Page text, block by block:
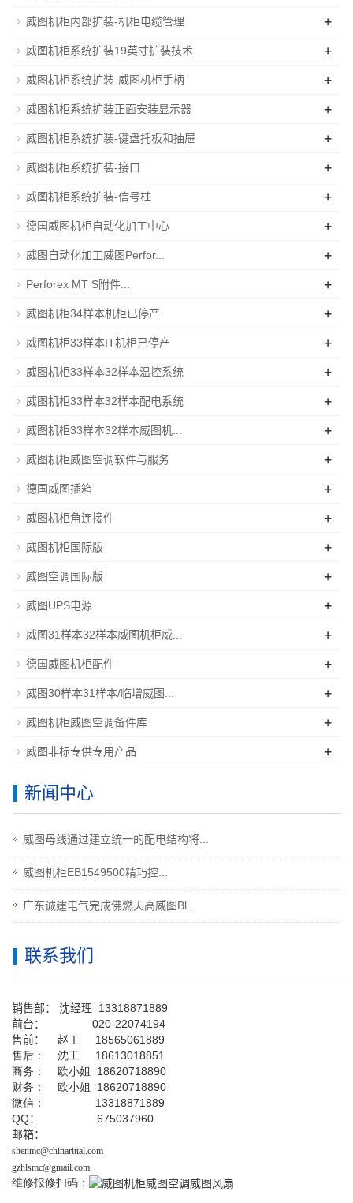
威图机柜内部扩装-机柜电缆管理 +
威图机柜系统扩装19英寸扩装技术 +
威图机柜系统扩装-威图机柜手柄 +
威图机柜系统扩装正面安装显示器 +
威图机柜系统扩装-键盘托板和抽屉 +
威图机柜系统扩装-接口 +
威图机柜系统扩装-信号柱 +
德国威图机柜自动化加工中心 +
威图自动化加工威图Perfor... +
Perforex MT S附件... +
威图机柜34样本机柜已停产 +
威图机柜33样本IT机柜已停产 +
威图机柜33样本32样本温控系统 +
威图机柜33样本32样本配电系统 +
威图机柜33样本32样本威图机... +
威图机柜威图空调软件与服务 +
德国威图插箱 +
威图机柜角连接件 +
威图机柜国际版 +
威图空调国际版 +
威图UPS电源 +
威图31样本32样本威图机柜威... +
德国威图机柜配件 +
威图30样本31样本/临增威图... +
威图机柜威图空调备件库 +
威图非标专供专用产品 +
新闻中心
威图母线通过建立统一的配电结构将...
威图机柜EB1549500精巧控...
广东诚建电气完成佛燃天高威图Bl...
联系我们
销售部： 沈经理 13318871889
前台： 020-22074194
售前： 赵工 18565061889
售后： 沈工 18613018851
商务： 欧小姐 18620718890
财务： 欧小姐 18620718890
微信： 13318871889
QQ： 675037960
邮箱：
shenmc@chinarittal.com
gzhlsmc@gmail.com
维修报修扫码：